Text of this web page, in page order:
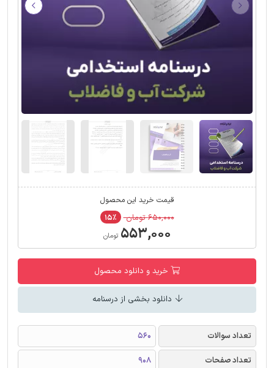
قیمت خرید این محصول
۶۵۰,۰۰۰ تومان ۱۵٪
۵۵۳,۰۰۰ تومان
خرید و دانلود محصول
دانلود بخشی از درسنامه
تعداد سوالات
560
تعداد صفحات
908